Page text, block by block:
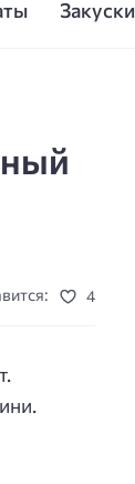
Закуски
4